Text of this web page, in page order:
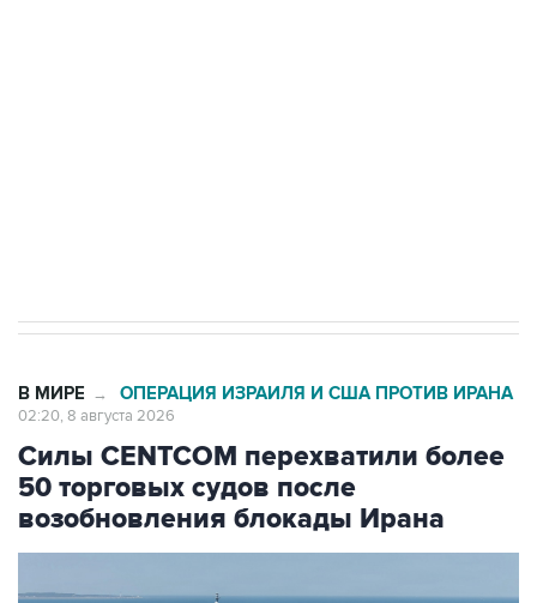
В МИРЕ → ОПЕРАЦИЯ ИЗРАИЛЯ И США ПРОТИВ ИРАНА
02:20, 8 августа 2026
Силы CENTCOM перехватили более
50 торговых судов после
возобновления блокады Ирана